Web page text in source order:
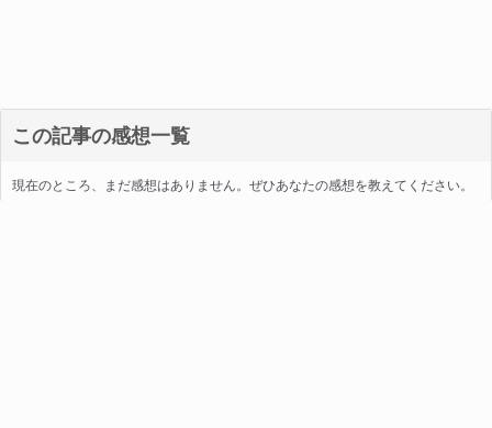
この記事の感想一覧
現在のところ、まだ感想はありません。ぜひあなたの感想を教えてください。